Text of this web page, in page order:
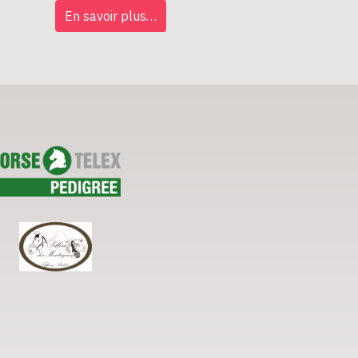
En savoir plus…